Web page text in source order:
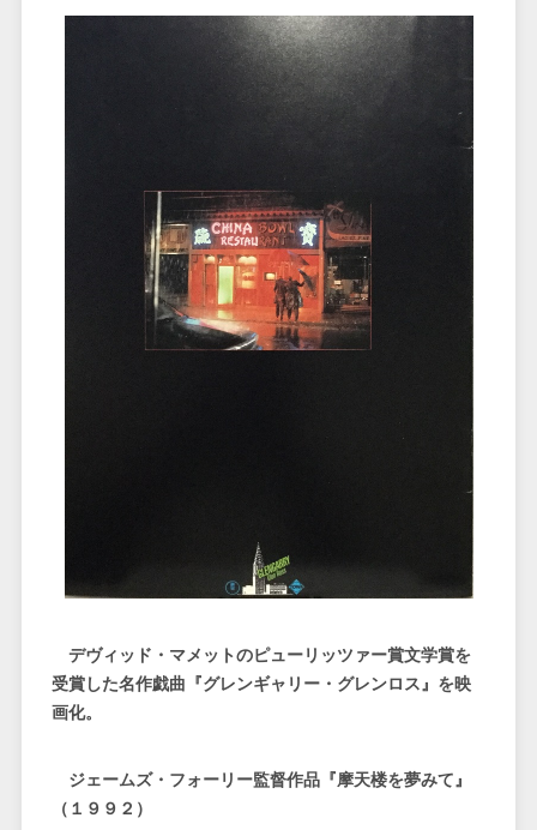
デヴィッド・マメットのピューリッツァー賞文学賞を
受賞した名作戯曲『グレンギャリー・グレンロス』を映
画化。
ジェームズ・フォーリー監督作品『摩天楼を夢みて』
（１９９２）